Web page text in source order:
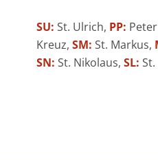
SU: St. Ulrich, PP:
Kreuz,SM: St. Markus,
SN: St. Nikolaus,SL: St.